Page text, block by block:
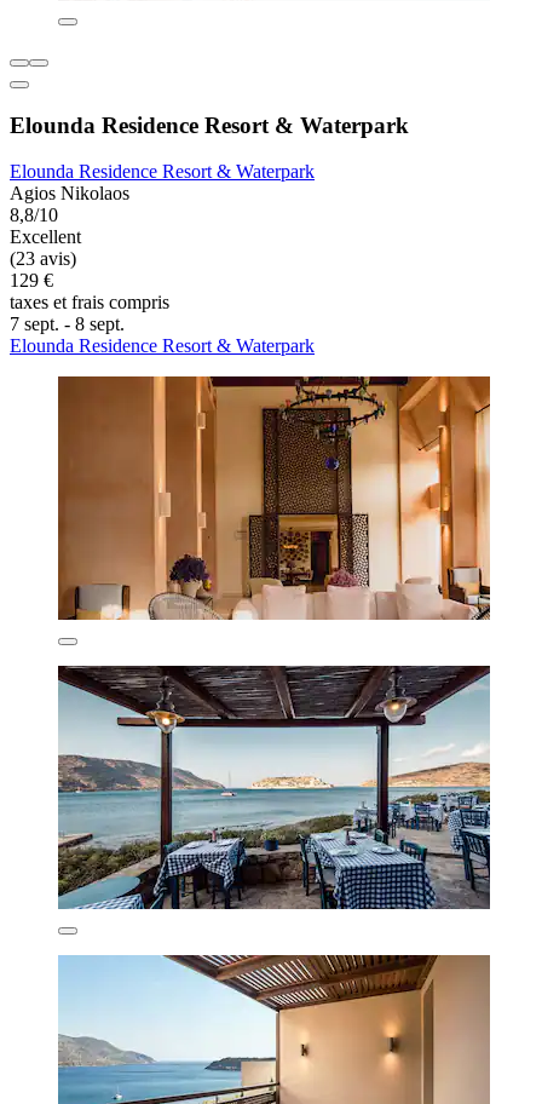
Elounda Residence Resort & Waterpark
Elounda Residence Resort & Waterpark
Agios Nikolaos
8,8/10
Excellent
(23 avis)
129 €
taxes et frais compris
7 sept. - 8 sept.
Elounda Residence Resort & Waterpark